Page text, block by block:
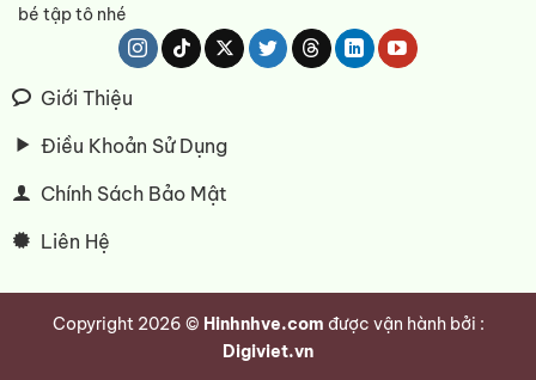
bé tập tô nhé
Giới Thiệu
Điều Khoản Sử Dụng
Chính Sách Bảo Mật
Liên Hệ
Copyright 2026 © Hinhnhve.com được vận hành bởi :
Digiviet.vn